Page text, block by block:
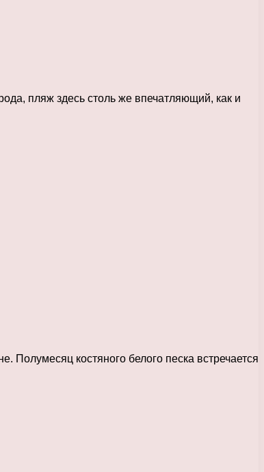
пляж здесь столь же впечатляющий, как и
костяного белого песка встречается